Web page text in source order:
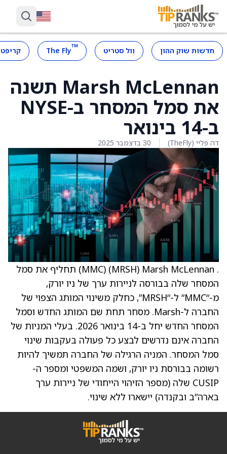
חדשות שוק ההון וול סטריט ™
The Fly
Marsh McLennan תשנה
את סמל המסחר ב-NYSE
ב-14 בינואר
דה פליי (TheFly) 30 בדצמבר 2025
. Marsh McLennan ‏(MRSH) ‏(MMC) תחליף את סמל
המסחר שלה בבורסה לניירות ערך של ניו יורק,
מ-“MMC” ל-“MRSH”, כחלק משינוי המותג הצפוי של
החברה ל-Marsh. מסחר תחת שם המותג החדש וסמל
המסחר החדש יחל ב-14 בינואר 2026. בעלי המניות של
החברה אינם נדרשים לבצע כל פעולה בעקבות שינוי
סמל המסחר. המניה הרגילה של החברה תמשיך להיות
רשומה בבורסת ניו יורק, ושמה המשפטי ומספר ה-
CUSIP שלה (מספר הזיהוי הייחודי של ניירות ערך
בארה”ב ובקנדה) יישארו ללא שינוי.